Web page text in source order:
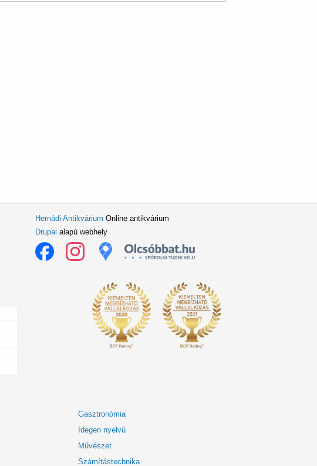
Hernádi Antikvárium Online antikvárium
Drupal alapú webhely
Gasztronómia
Idegen nyelvű
Művészet
Számítástechnika